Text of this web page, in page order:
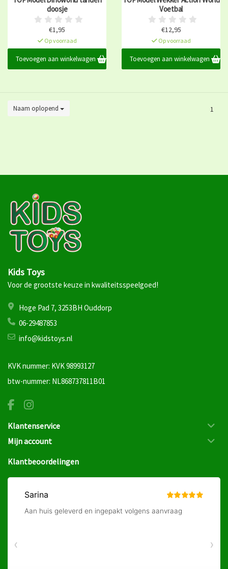
doosje
€1,95
Op voorraad
Toevoegen aan winkelwagen
Voetbal
€12,95
Op voorraad
Toevoegen aan winkelwagen
Naam oplopend 1
Kids Toys
Voor de grootste keuze in kwaliteitsspeelgoed!
Hoge Pad 7, 3253BH Ouddorp
06-29487853
info@kidstoys.nl
KVK nummer: KVK 98993127
btw-nummer: NL868737811B01
Klantenservice
Mijn account
Klantbeoordelingen